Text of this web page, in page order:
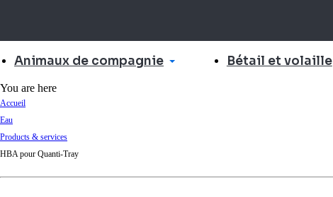
Animaux de compagnie Bétail et volaille
You are here
Accueil
Eau
Products & services
HBA pour Quanti-Tray